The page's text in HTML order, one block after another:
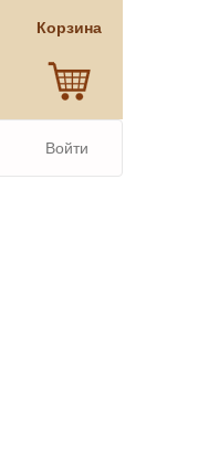
Корзина
Войти